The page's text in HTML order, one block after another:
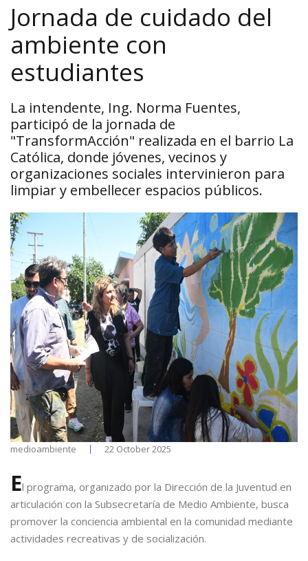
Jornada de cuidado del
ambiente con
estudiantes
La intendente, Ing. Norma Fuentes,
participó de la jornada de
"TransformAcción" realizada en el barrio La
Católica, donde jóvenes, vecinos y
organizaciones sociales intervinieron para
limpiar y embellecer espacios públicos.
medioambiente 22 October 2025
El programa, organizado por la Dirección de la Juventud en
articulación con la Subsecretaría de Medio Ambiente, busca
promover la conciencia ambiental en la comunidad mediante
actividades recreativas y de socialización.